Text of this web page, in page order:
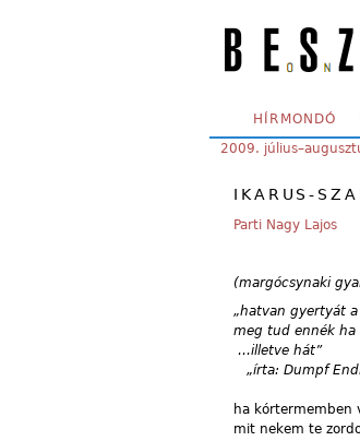
SECONDARY MENU
HÍRMONDÓ
YOU ARE HERE:
2009.
IKARUS-
Parti Nagy Lajos
(margócsynaki
„hatvan gyertyát
meg tud ennék ha
…illetve hát”
„írta: Dumpf
ha kórtermemben
mit nekem te